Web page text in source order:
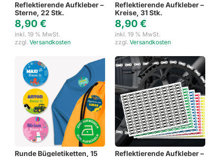
Reflektierende Aufkleber –
Sterne, 22 Stk.
8,90 €
inkl. 19 % MwSt.
zzgl. Versandkosten
Reflektierende Aufkleber –
Kreise, 31 Stk.
8,90 €
inkl. 19 % MwSt.
zzgl. Versandkosten
Runde Bügeletiketten, 15
Reflektierende Aufkleber –